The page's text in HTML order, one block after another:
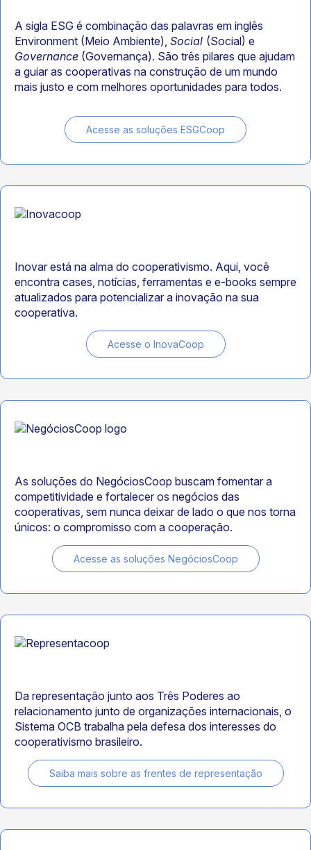
A sigla ESG é combinação das palavras em inglês
Environment (Meio Ambiente), Social (Social) e
Governance (Governança). São três pilares que ajudam
a guiar as cooperativas na construção de um mundo
mais justo e com melhores oportunidades para todos.
Acesse as soluções ESGCoop
Inovar está na alma do cooperativismo. Aqui, você
encontra cases, notícias, ferramentas e e-books sempre
atualizados para potencializar a inovação na sua
cooperativa.
Acesse o InovaCoop
As soluções do NegóciosCoop buscam fomentar a
competitividade e fortalecer os negócios das
cooperativas, sem nunca deixar de lado o que nos torna
únicos: o compromisso com a cooperação.
Acesse as soluções NegóciosCoop
Da representação junto aos Três Poderes ao
relacionamento junto de organizações internacionais, o
Sistema OCB trabalha pela defesa dos interesses do
cooperativismo brasileiro.
Saiba mais sobre as frentes de representação